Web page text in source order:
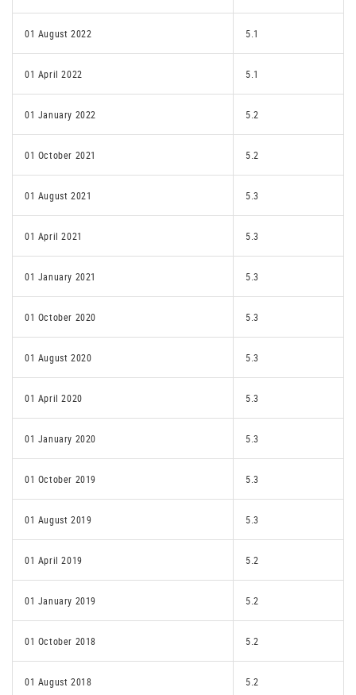
01 August 2022 5.1
01 April 2022 5.1
01 January 2022 5.2
01 October 2021 5.2
01 August 2021 5.3
01 April 2021 5.3
01 January 2021 5.3
01 October 2020 5.3
01 August 2020 5.3
01 April 2020 5.3
01 January 2020 5.3
01 October 2019 5.3
01 August 2019 5.3
01 April 2019 5.2
01 January 2019 5.2
01 October 2018 5.2
01 August 2018 5.2